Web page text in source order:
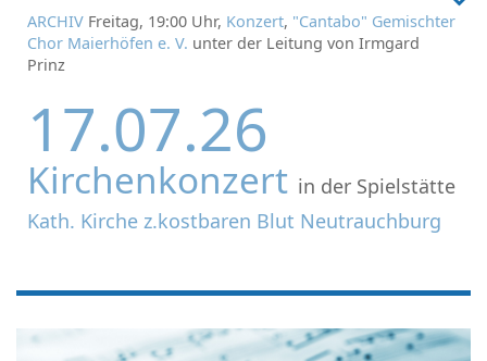
ARCHIV Freitag, 19:00 Uhr, Konzert, "Cantabo" Gemischter
Chor Maierhöfen e. V. unter der Leitung von Irmgard
Prinz
17.07.26
Kirchenkonzert in der Spielstätte
Kath. Kirche z.kostbaren Blut Neutrauchburg